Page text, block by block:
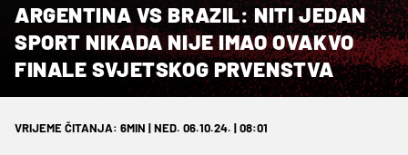
ARGENTINA VS BRAZIL: NITI JEDAN
SPORT NIKADA NIJE IMAO OVAKVO
FINALE SVJETSKOG PRVENSTVA
VRIJEME ČITANJA: 6MIN | NED. 06.10.24. | 08:01